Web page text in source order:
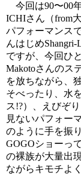
今回は90〜00
ICHIさん（from
パフォーマンス
んはじめ
ですが、今回ひ
Makotoさんのス
を放ちながら、
そべったり、水
ス!?）、えびぞ
見ないパフォー
のように手を振
GOGOショーっ
の裸族が大量出
ながらキモチよ